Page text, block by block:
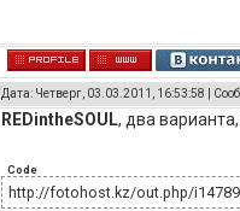
Дата: Четверг, 03.03.2011, 16:53:58 |
REDintheSOUL, два
Code
http://fotohost.kz/out.php/